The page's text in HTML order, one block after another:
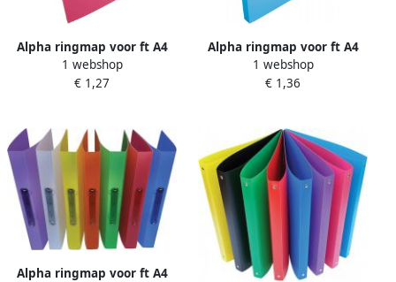
Alpha ringmap voor ft A4
uit PP 2 ringen van 16 mm
roze
1 webshop
€ 1,27
Alpha ringmap voor ft A4
uit PP 2 ringen van 16 mm
turkoois
1 webshop
€ 1,36
Alpha ringmap voor ft A4